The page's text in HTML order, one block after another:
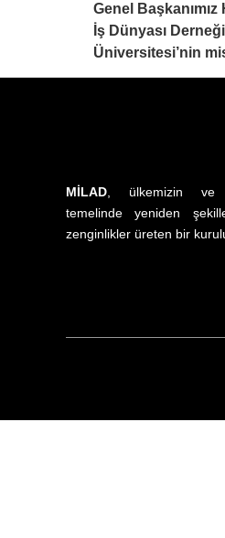
Genel
İş Dünyası
Üniversitesi’nin
MİLAD , ülkemizin ve
temelinde yeniden
zenginlikler üreten bir